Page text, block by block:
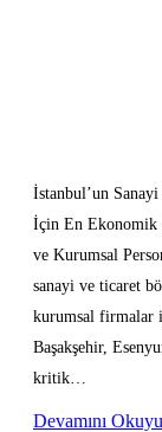
İstanbul’un
İçin En Ekonomik
ve Kurumsal
sanayi ve ticaret
kurumsal firmalar
Başakşehir,
kritik…
Devamını